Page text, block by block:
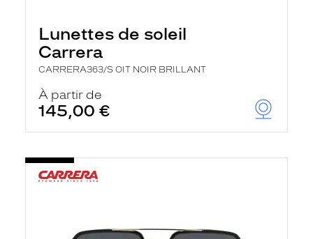
Lunettes de soleil
Carrera
CARRERA363/S OIT NOIR BRILLANT
À partir de
145,00 €